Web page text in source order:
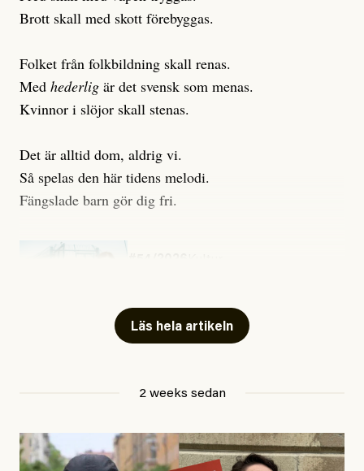
Brott skall med skott förebyggas.
Folket från folkbildning skall renas.
Med hederlig är det svensk som menas.
Kvinnor i slöjor skall stenas.
Det är alltid dom, aldrig vi.
Så spelas den här tidens melodi.
Fängslade barn gör dig fri.
Läs hela artikeln
2 weeks sedan